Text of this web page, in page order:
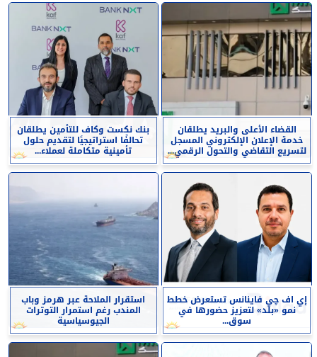
القضاء الأعلى والبريد يطلقان
خدمة الإعلان الإلكتروني المسجل
لتسريع التقاضي والتحول الرقمي...
بنك نكست وكاف للتأمين يطلقان
تحالفًا استراتيجيًا لتقديم حلول
تأمينية متكاملة لعملاء...
إي اف چي فاينانس تستعرض خطط
نمو «بلد» لتعزيز حضورها في
سوق...
استقرار الملاحة عبر هرمز وباب
المندب رغم استمرار التوترات
الجيوسياسية